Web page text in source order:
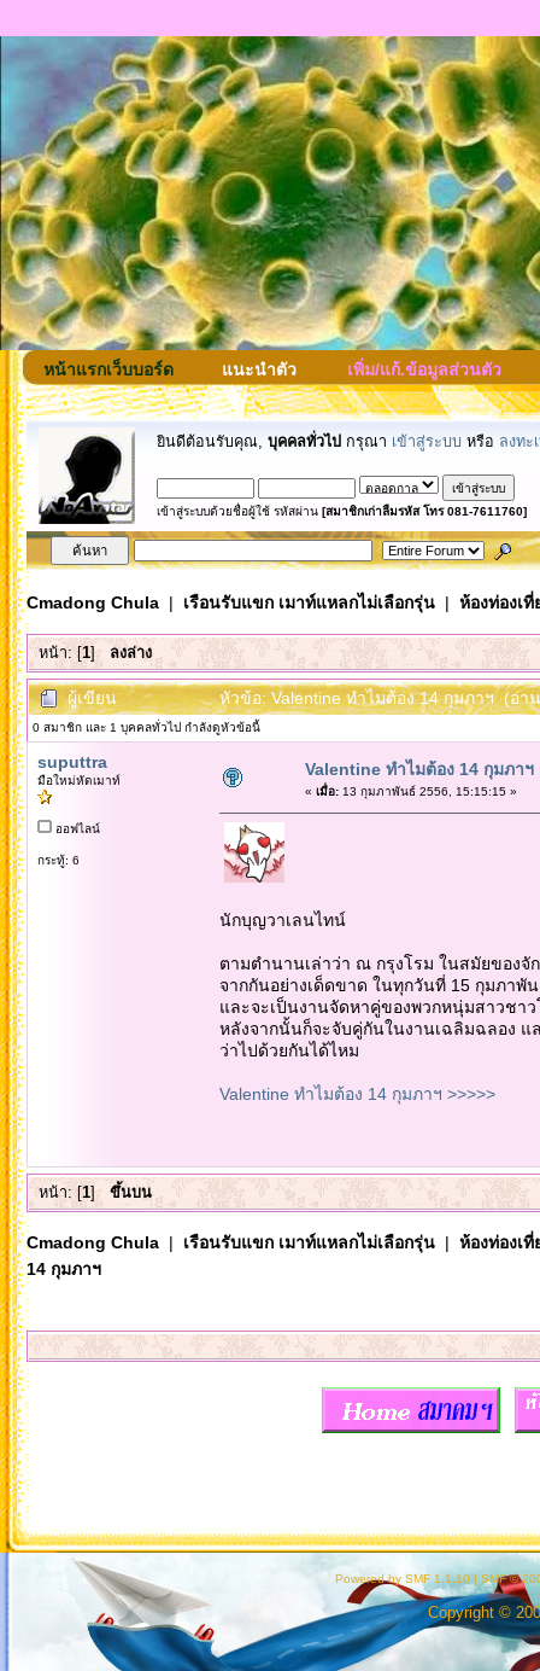
หน้าแรกเว็บบอร์ด แนะนำตัว เพิ่ม/แก้.ข้อมูลส่วนตัว
ยินดีต้อนรับคุณ, บุคคลทั่วไป กรุณา เข้าสู่ระบบ หรือ ลงทะ
เข้าสู่ระบบด้วยชื่อผู้ใช้ รหัสผ่าน [สมาชิกเก่าลืมรหัส โทร 081-7611760]
Cmadong Chula| เรือนรับแขก เมาท์แหลกไม่เลือกรุ่น| ห้องท่องเ
หน้า: [1] ลงล่าง
ผู้เขียน หัวข้อ: Valentine ทำไมต้อง 14 กุมภาฯ (อ่า
0 สมาชิก และ 1 บุคคลทั่วไป กำลังดูหัวข้อนี้
suputtra
มือใหม่หัดเมาท์
ออฟไลน์
กระทู้: 6
Valentine ทำไมต้อง 14 กุมภาฯ
« เมื่อ:13 กุมภาพันธ์ 2556, 15:15:15 »
นักบุญวาเลนไทน์
ตามตำนานเล่าว่า ณ กรุงโรม ในสมัยของจั
จากกันอย่างเด็ดขาด ในทุกวันที่ 15 กุมภาพั
และจะเป็นงานจัดหาคู่ของพวกหนุ่มสาวชา
หลังจากนั้นก็จะจับคู่กันในงานเฉลิมฉลอง แ
ว่าไปด้วยกันได้ไหม
Valentine ทำไมต้อง 14 กุมภาฯ >>>>>
หน้า: [1] ขึ้นบน
Cmadong Chula| เรือนรับแขก เมาท์แหลกไม่เลือกรุ่น| ห้องท่องเ
14 กุมภาฯ
Powered by SMF 1.1.10 | SMF ©
Copyright ©